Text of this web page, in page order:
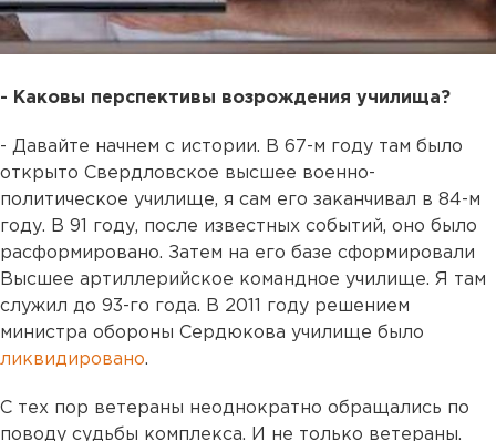
- Каковы перспективы возрождения училища?
- Давайте начнем с истории. В 67-м году там было
открыто Свердловское высшее военно-
политическое училище, я сам его заканчивал в 84-м
году. В 91 году, после известных событий, оно было
расформировано. Затем на его базе сформировали
Высшее артиллерийское командное училище. Я там
служил до 93-го года. В 2011 году решением
министра обороны Сердюкова училище было
ликвидировано.
С тех пор ветераны неоднократно обращались по
поводу судьбы комплекса. И не только ветераны.